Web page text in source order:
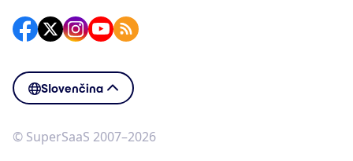
Slovenčina
© SuperSaaS 2007–2026